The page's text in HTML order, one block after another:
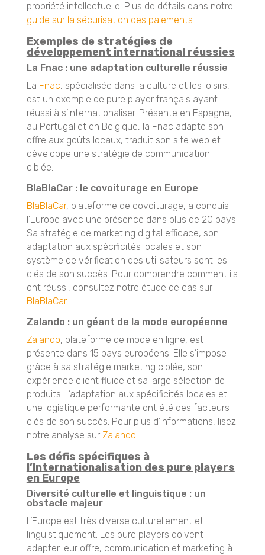
propriété intellectuelle. Plus de détails dans notre
guide sur la sécurisation des paiements
Exemples de stratégies de
développement international réussies
La Fnac : une adaptation culturelle réussie
La Fnac, spécialisée dans la culture et les loisirs,
est un exemple de pure player français ayant
réussi à s’internationaliser. Présente en Espagne,
au Portugal et en Belgique, la Fnac adapte son
offre aux goûts locaux, traduit son site web et
développe une stratégie de communication
ciblée.
BlaBlaCar : le covoiturage en Europe
BlaBlaCar, plateforme de covoiturage, a conquis
l’Europe avec une présence dans plus de 20 pays.
Sa stratégie de marketing digital efficace, son
adaptation aux spécificités locales et son
système de vérification des utilisateurs sont les
clés de son succès. Pour comprendre comment ils
ont réussi, consultez notre étude de cas sur
BlaBlaCar.
Zalando : un géant de la mode européenne
Zalando, plateforme de mode en ligne, est
présente dans 15 pays européens. Elle s’impose
grâce à sa stratégie marketing ciblée, son
expérience client fluide et sa large sélection de
produits. L’adaptation aux spécificités locales et
une logistique performante ont été des facteurs
clés de son succès. Pour plus d’informations, lisez
notre analyse sur Zalando
Les défis spécifiques à
l’Internationalisation des pure players
en Europe
Diversité culturelle et linguistique : un
obstacle majeur
L’Europe est très diverse culturellement et
linguistiquement. Les pure players doivent
adapter leur offre, communication et marketing à